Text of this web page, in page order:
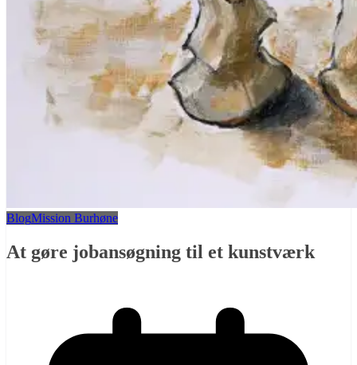
BlogMission Burhøne
At gøre jobansøgning til et kunstværk